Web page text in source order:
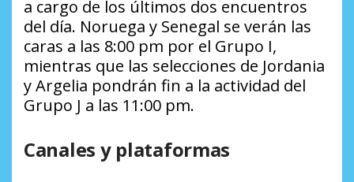
a cargo de los últimos dos encuentros
del día. Noruega y Senegal se verán las
caras a las 8:00 pm por el Grupo I,
mientras que las selecciones de Jordania
y Argelia pondrán fin a la actividad del
Grupo J a las 11:00 pm.
Canales y plataformas